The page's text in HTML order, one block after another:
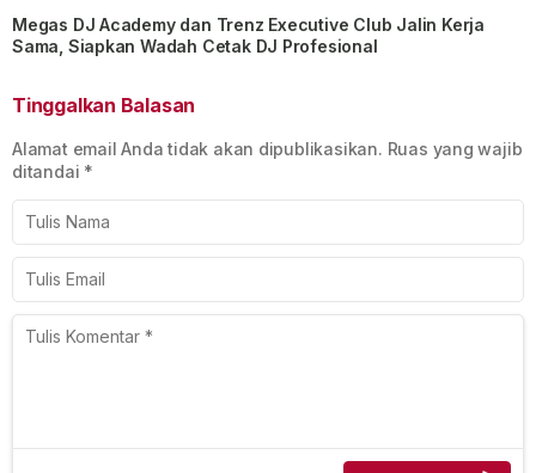
Megas DJ Academy dan Trenz Executive Club Jalin Kerja
Sama, Siapkan Wadah Cetak DJ Profesional
Tinggalkan Balasan
Alamat email Anda tidak akan dipublikasikan. Ruas yang wajib
ditandai *